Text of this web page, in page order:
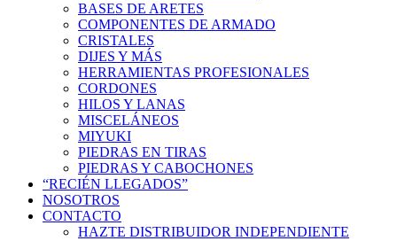
BASES DE ARETES
COMPONENTES DE ARMADO
CRISTALES
DIJES Y MÁS
HERRAMIENTAS PROFESIONALES
CORDONES
HILOS Y LANAS
MISCELÁNEOS
MIYUKI
PIEDRAS EN TIRAS
PIEDRAS Y CABOCHONES
“RECIÉN LLEGADOS”
NOSOTROS
CONTACTO
HAZTE DISTRIBUIDOR INDEPENDIENTE